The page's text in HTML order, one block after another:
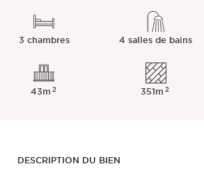
3 chambres 4 salles de bains
43m2 351m2
DESCRIPTION DU BIEN